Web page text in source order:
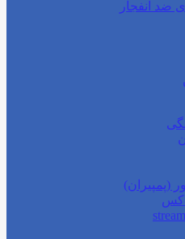
ضد انفجار
(پمپیران)